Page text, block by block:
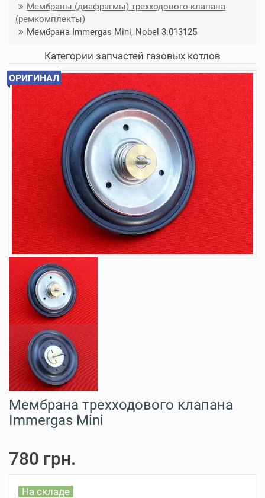
Мембраны (диафрагмы) трехходового клапана
(ремкомплекты)
Мембрана Immergas Mini, Nobel 3.013125
Категории запчастей газовых котлов
ОРИГИНАЛ
Мембрана трехходового клапана
Immergas Mini
780 грн.
На складе